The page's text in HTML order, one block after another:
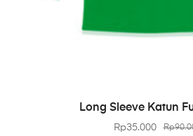
BELI PRODUK
Long Sleeve Katun
Rp
Rp35.000